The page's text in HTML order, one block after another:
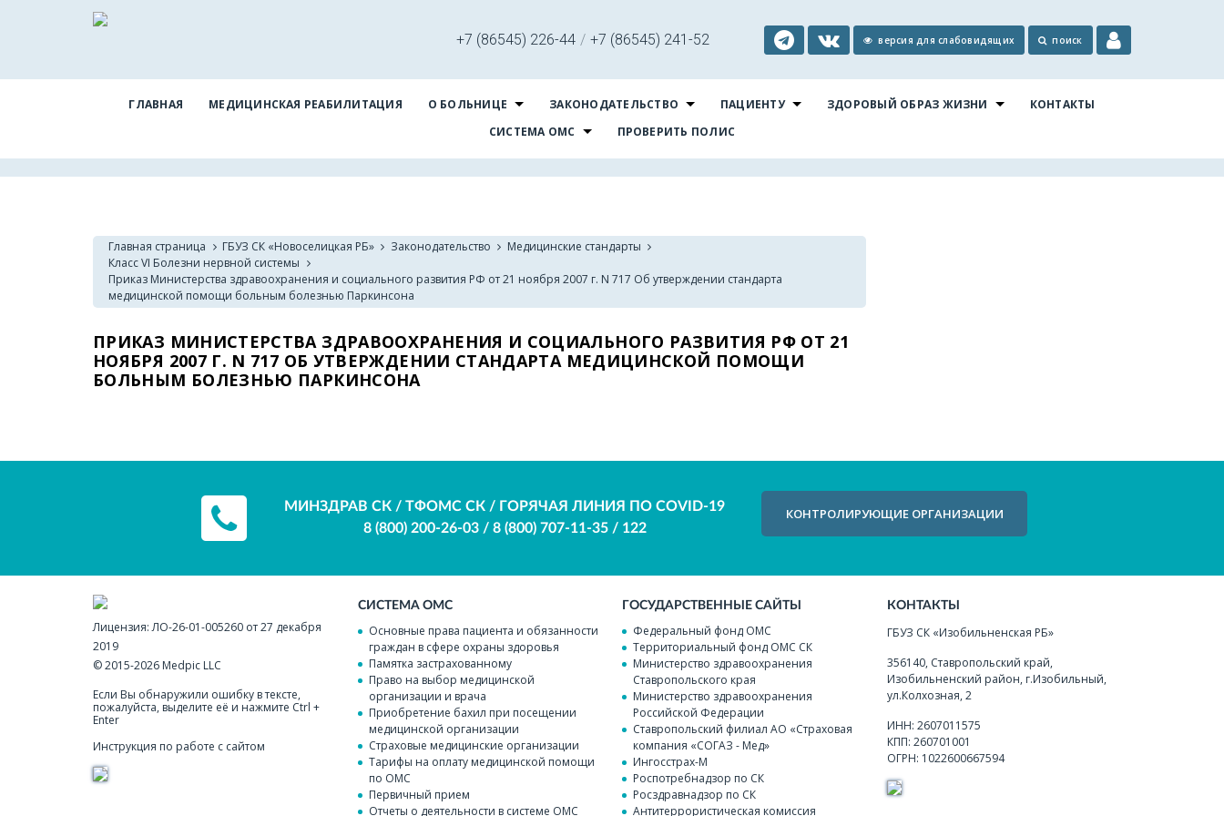
+7 (86545) 226-44 / +7 (86545) 241-52 версия для слабовидящих поиск
ГЛАВНАЯ МЕДИЦИНСКАЯ РЕАБИЛИТАЦИЯ О БОЛЬНИЦЕ ЗАКОНОДАТЕЛЬСТВО ПАЦИЕНТУ ЗДОРОВЫЙ ОБРАЗ ЖИЗНИ
КОНТАКТЫ
СИСТЕМА ОМС
ПРОВЕРИТЬ ПОЛИС
Главная страница ГБУЗ СК «Новоселицкая РБ» Законодательство
Медицинские стандарты
Класс VI Болезни нервной системы
Приказ Министерства здравоохранения и социального развития РФ от 21 ноября 2007 г. N 717 Об утверждении стандарта
медицинской помощи больным болезнью Паркинсона
ПРИКАЗ МИНИСТЕРСТВА ЗДРАВООХРАНЕНИЯ И СОЦИАЛЬНОГО РАЗВИТИЯ РФ ОТ 21
НОЯБРЯ 2007 Г. N 717 ОБ УТВЕРЖДЕНИИ СТАНДАРТА МЕДИЦИНСКОЙ ПОМОЩИ
БОЛЬНЫМ БОЛЕЗНЬЮ ПАРКИНСОНА
МИНЗДРАВ СК / ТФОМС СК / ГОРЯЧАЯ ЛИНИЯ ПО COVID-19
8 (800) 200-26-03 / 8 (800) 707-11-35 / 122
КОНТРОЛИРУЮЩИЕ ОРГАНИЗАЦИИ
Лицензия:ЛО-26-01-005260 от 27 декабря
2019
© 2015-2026 Medpic LLC
Если Вы обнаружили ошибку в тексте,
пожалуйста, выделите её и нажмите Ctrl +
Enter
Инструкция по работе с сайтом
СИСТЕМА ОМС
Основные права пациента и обязанности
граждан в сфере охраны здоровья
Памятка застрахованному
Право на выбор медицинской
организации и врача
Приобретение бахил при посещении
медицинской организации
Страховые медицинские организации
Тарифы на оплату медицинской помощи
по ОМС
Первичный прием
Отчеты о деятельности в системе ОМС
ГОСУДАРСТВЕННЫЕ САЙТЫ
Федеральный фонд ОМС
Территориальный фонд ОМС СК
Министерство здравоохранения
Ставропольского края
Министерство здравоохранения
Российской Федерации
Ставропольский филиал АО «Страховая
компания «СОГАЗ - Мед»
Ингосстрах-М
Роспотребнадзор по СК
Росздравнадзор по СК
Антитеррористическая комиссия
КОНТАКТЫ
ГБУЗ СК «Изобильненская РБ»
356140, Ставропольский край,
Изобильненский район, г.Изобильный,
ул.Колхозная, 2
ИНН: 2607011575
КПП: 260701001
ОГРН: 1022600667594